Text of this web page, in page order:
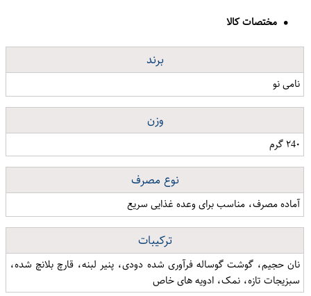
مختصات کالا
برند
نامی نو
وزن
۲4۰ گرم
نوع مصرف
آماده مصرف، مناسب برای وعده غذایی سریع
ترکیبات
نان حجیم، گوشت گوساله فرآوری شده دودی، پنیر لبنه، قارچ بلانچ شده،
سبزیجات تازه، نمک، ادویه های خاص